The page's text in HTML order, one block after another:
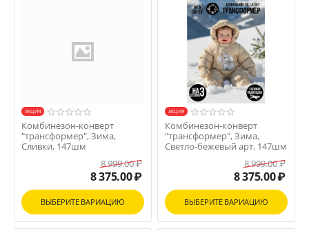
AКЦИЯ
Комбинезон-конверт
"трансформер", Зима,
Сливки, 147шм
8 999.00₽
8 375.00₽
ВЫБЕРИТЕ ВАРИАЦИЮ
AКЦИЯ
Комбинезон-конверт
"трансформер", Зима,
Светло-бежевый арт. 147шм
8 999.00₽
8 375.00₽
ВЫБЕРИТЕ ВАРИАЦИЮ